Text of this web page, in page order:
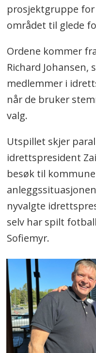
prosjektgruppe
området til glede
Ordene kommer
Richard Johansen,
medlemmer i
når de bruker
valg.
Utspillet skjer
idrettspresident
besøk til
nyvalgte
selv har spilt
Sofiemyr.